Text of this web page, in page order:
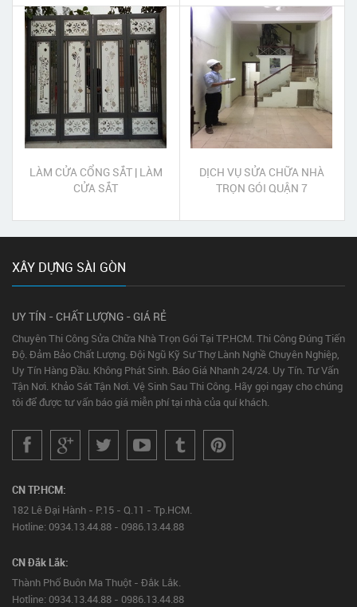
LÀM CỬA CỔNG SẮT | LÀM
CỬA SẮT
DỊCH VỤ SỬA CHỮA NHÀ
TRỌN GÓI QUẬN 7
XÂY DỰNG SÀI GÒN
UY TÍN - CHẤT LƯỢNG - GIÁ RẺ
Chuyên Thi Công Sửa Chữa Nhà Trọn Gói Tại TP.HCM. Thi Công Đúng Tiến
Độ. Đảm Bảo Chất Lượng. Đội Ngũ Kỹ Sư Thợ Lành Nghề Chuyên Nghiệp,
Uy Tín Hàng Đầu. Không Phát Sinh. Báo Giá Nhanh 24/24. Uy Tín. Tư Vấn
Tận Nơi. Khảo Sát Tận Nơi. Vệ Sinh Sau Thi Công. Hãy gọi ngay cho chúng
tôi để được tư vấn báo giá miễn phí tại nhà của quí khách.
CN TP.HCM:
182 Lê Đại Hành - P.15 - Q.11 - Tp.HCM.
Hotline: 0934.13.44.88 - 0986.13.44.88
CN Đắk Lắk:
Thành Phố Buôn Ma Thuột - Đắk Lắk.
Hotline: 0934.13.44.88 - 0986.13.44.88